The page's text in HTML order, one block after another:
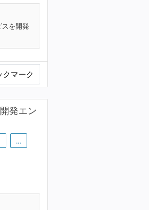
スを開発
クマーク
発エン
…